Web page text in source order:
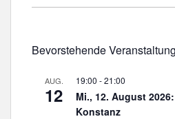
Bevorstehende
AUG.
12
19:00 -21:00
Mi., 12. August
Konstanz